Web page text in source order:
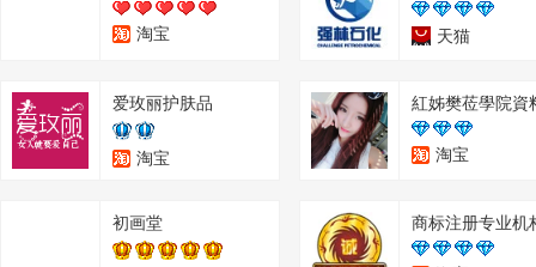
淘宝 天猫
爱玫丽护肤品
淘宝
紅姊樊莅學院資
淘宝
初画堂 商标注册专业机